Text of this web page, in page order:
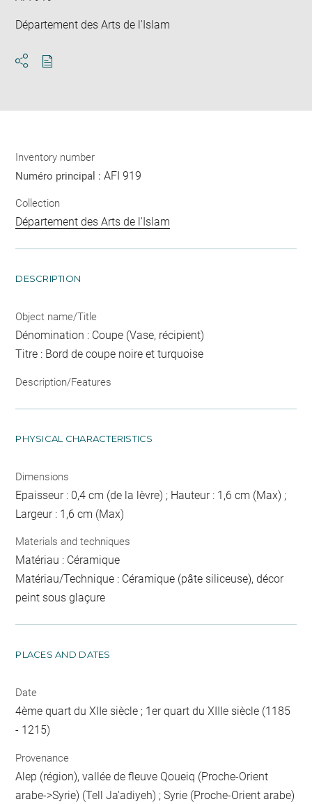
Département des Arts de l'Islam
Inventory number
Numéro principal :AFI 919
Collection
Département des Arts de l'Islam
DESCRIPTION
Object name/Title
Dénomination : Coupe (Vase, récipient)
Titre : Bord de coupe noire et turquoise
Description/Features
PHYSICAL CHARACTERISTICS
Dimensions
Epaisseur : 0,4 cm (de la lèvre) ; Hauteur : 1,6 cm (Max) ;
Largeur : 1,6 cm (Max)
Materials and techniques
Matériau : Céramique
Matériau/Technique : Céramique (pâte siliceuse), décor
peint sous glaçure
PLACES AND DATES
Date
4ème quart du XIIe siècle ; 1er quart du XIIIe siècle (1185
- 1215)
Provenance
Alep (région), vallée de fleuve Qoueiq (Proche-Orient
arabe->Syrie) (Tell Ja'adiyeh) ; Syrie (Proche-Orient arabe)